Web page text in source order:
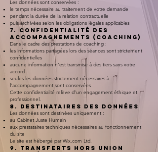
Les données sont conservées :
le temps nécessaire au traitement de votre demande
pendant la durée de la relation contractuelle
puis archivées selon les obligations légales applicables
7. Confidentialité des
accompagnements (coaching)
Dans le cadre des prestations de coaching :
les informations partagées lors des séances sont strictement
confidentielles
aucune information n’est transmise à des tiers sans votre
accord
seules les données strictement nécessaires à
l’accompagnement sont conservées
Cette confidentialité relève d’un engagement éthique et
professionnel.
8. Destinataires des données
Les données sont destinées uniquement :
au Cabinet Juste Humain
aux prestataires techniques nécessaires au fonctionnement
du site
Le site est hébergé par Wix.com Ltd.
9. Transferts hors Union